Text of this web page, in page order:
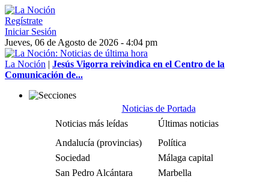
Regístrate
Iniciar Sesión
Jueves, 06 de Agosto de 2026 - 4:04 pm
La Noción | Jesús Vigorra reivindica en el Centro de la
Comunicación de...
Noticias de Portada
Noticias más leídas
Últimas noticias
Andalucía (provincias)
Política
Sociedad
Málaga capital
San Pedro Alcántara
Marbella